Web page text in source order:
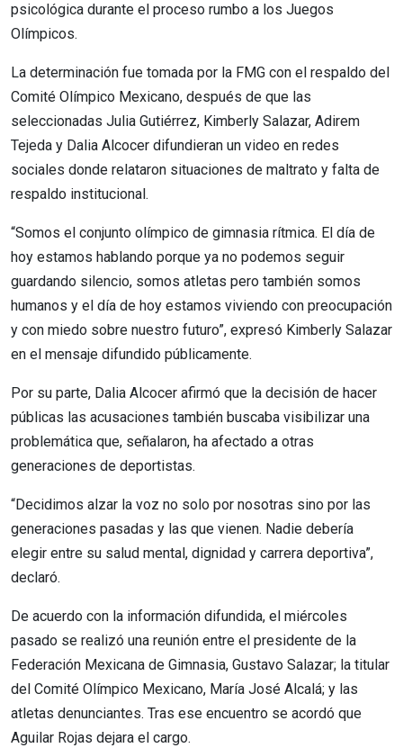
psicológica durante el proceso rumbo a los Juegos
Olímpicos.
La determinación fue tomada por la FMG con el respaldo del
Comité Olímpico Mexicano, después de que las
seleccionadas Julia Gutiérrez, Kimberly Salazar, Adirem
Tejeda y Dalia Alcocer difundieran un video en redes
sociales donde relataron situaciones de maltrato y falta de
respaldo institucional.
“Somos el conjunto olímpico de gimnasia rítmica. El día de
hoy estamos hablando porque ya no podemos seguir
guardando silencio, somos atletas pero también somos
humanos y el día de hoy estamos viviendo con preocupación
y con miedo sobre nuestro futuro”, expresó Kimberly Salazar
en el mensaje difundido públicamente.
Por su parte, Dalia Alcocer afirmó que la decisión de hacer
públicas las acusaciones también buscaba visibilizar una
problemática que, señalaron, ha afectado a otras
generaciones de deportistas.
“Decidimos alzar la voz no solo por nosotras sino por las
generaciones pasadas y las que vienen. Nadie debería
elegir entre su salud mental, dignidad y carrera deportiva”,
declaró.
De acuerdo con la información difundida, el miércoles
pasado se realizó una reunión entre el presidente de la
Federación Mexicana de Gimnasia, Gustavo Salazar; la titular
del Comité Olímpico Mexicano, María José Alcalá; y las
atletas denunciantes. Tras ese encuentro se acordó que
Aguilar Rojas dejara el cargo.